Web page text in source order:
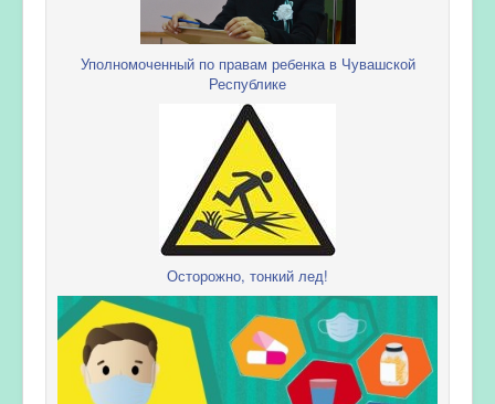
Уполномоченный по правам ребенка в Чувашской
Республике
Осторожно, тонкий лед!